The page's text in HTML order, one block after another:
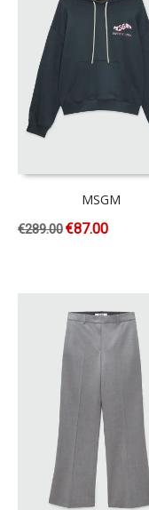
MSGM
€289.00€87.00